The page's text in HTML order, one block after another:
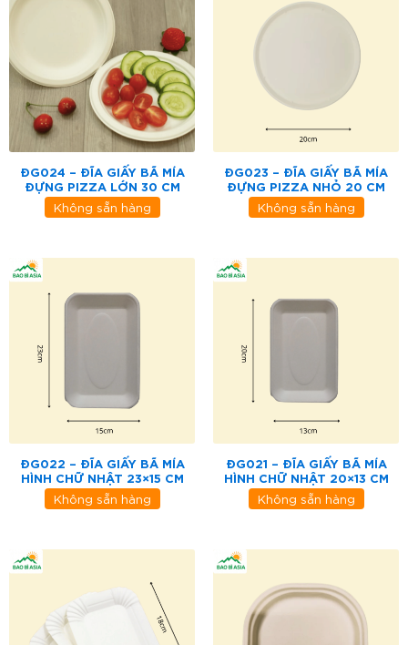
ĐG024 – ĐĨA GIẤY BÃ MÍA
ĐỰNG PIZZA LỚN 30 CM
Không sẵn hàng
ĐG023 – ĐĨA GIẤY BÃ MÍA
ĐỰNG PIZZA NHỎ 20 CM
Không sẵn hàng
ĐG022 – ĐĨA GIẤY BÃ MÍA
HÌNH CHỮ NHẬT 23×15 CM
Không sẵn hàng
ĐG021 – ĐĨA GIẤY BÃ MÍA
HÌNH CHỮ NHẬT 20×13 CM
Không sẵn hàng